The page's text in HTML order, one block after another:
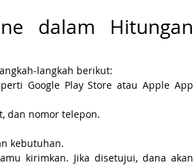
dalam Hitungan
langkah berikut:
Google Play Store atau Apple App
dan nomor telepon.
kebutuhan.
kirimkan. Jika disetujui, dana akan